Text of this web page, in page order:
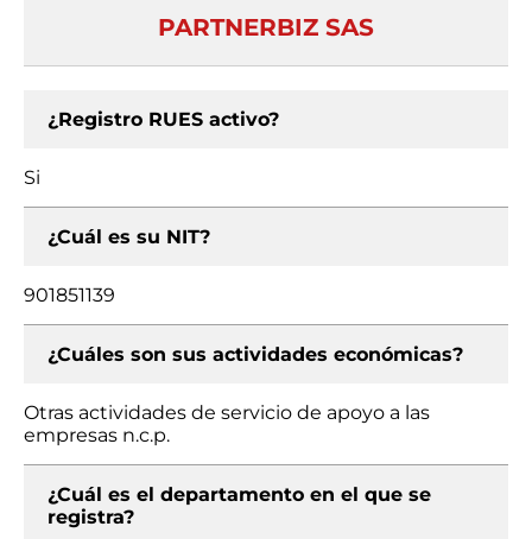
PARTNERBIZ SAS
¿Registro RUES activo?
Si
¿Cuál es su NIT?
901851139
¿Cuáles son sus actividades económicas?
Otras actividades de servicio de apoyo a las
empresas n.c.p.
¿Cuál es el departamento en el que se
registra?